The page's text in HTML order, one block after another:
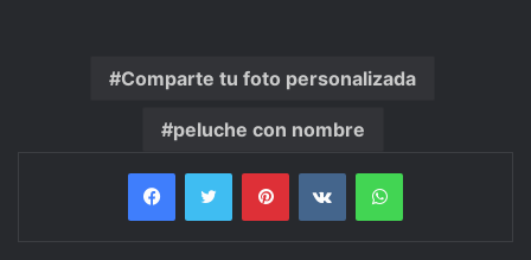
Comparte tu foto personalizada
peluche con nombre
FacebookTwitterPinterestVKontakteWhatsApp